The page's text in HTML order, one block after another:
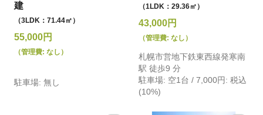
建
（3LDK：71.44㎡）
55,000円
（管理費: なし）
駐車場: 無し
（1LDK：29.36㎡）
43,000円
（管理費: なし）
札幌市営地下鉄東西線発寒南
駅 徒歩9 分
駐車場: 空1台 / 7,000円: 税込
(10%)